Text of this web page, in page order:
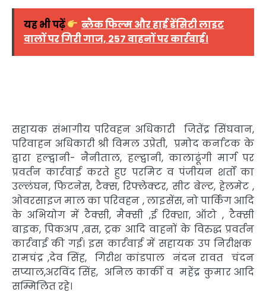
यह भी पढ़ें
ब्लैक फिल्म और हाई डेंसिटी लाइट
वालों पर गिरी गाज, 257 वाहनों पर कार्रवाई।
सहायक संभागीय परिवहन अधिकारी जितेंद्र सिंघवान,
परिवाहन अधिकारी श्री विमल उप्रेती, प्रमोद कर्नाटक के
द्वारा हल्द्वानी- नैनीताल, हल्द्वानी, कालाढूंगी मार्ग पर
प्रवर्तन कार्रवाई करते हुए परमिट व पंजीयन शर्तों का
उल्लंघन, फिटनेस, टैक्स, रिफ्लेक्टर, सीट बेल्ट, हेलमेट ,
ओवरसाइज माल का परिवहन , लाइसेंस, नो पार्किंग आदि
के अभियोग में टैक्सी, मैक्सी ,ई रिक्शा, ऑटो , टैक्सी
बाइक, पिकअप ,बस, ट्रक आदि वाहनों के विरुद्ध प्रवर्तन
कार्रवाई की गई। इस कार्रवाई में सहायक उप निरीक्षक
रामचंद्र ,देव सिंह, गिरीश कांडपाल नंदन रावत चंदन
सप्याल,अरविंद सिंह, अनिल कार्की व महेंद्र कुमार आदि
सम्मिलित रहे।